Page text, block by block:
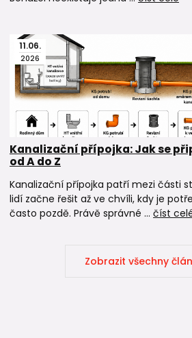
11.06.
2026
Kanalizační přípojka: Jak se
od A do Z
Kanalizační přípojka patří mezi části
lidí začne řešit až ve chvíli, kdy je
často pozdě. Právě správné ... číst
Zobrazit všechny